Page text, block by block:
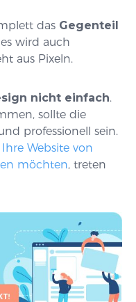
das Gegenteil
wird auch
aus Pixeln.
nicht einfach.
sollte die
professionell sein.
Ihre Website von
möchten, treten